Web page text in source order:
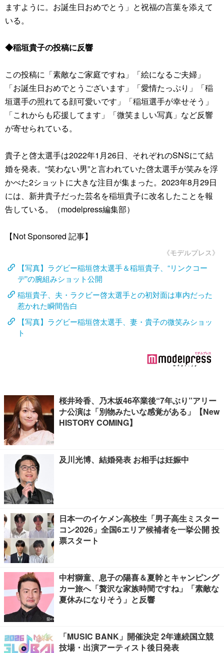
ますように。お誕生日おめでとう」と祝福の言葉を添えて
いる。
◆稲垣貴子の投稿に反響
この投稿に「素敵なご家庭ですね」「絵になるご夫婦」
「お誕生日おめでとうございます」「愛情たっぷり」「稲
垣選手の照れてる顔可愛いです」「稲垣選手が幸せそう」
「これからも応援してます」「微笑ましい写真」など反響
が寄せられている。
貴子と啓太選手は2022年1月26日、それぞれのSNSにて結
婚を発表。“笑わない男”と言われていた啓太選手が笑みを浮
かべた2ショットに大きな注目が集まった。2023年8月29日
には、新井貴子だった芸名を稲垣貴子に改名したことを報
告している。（modelpress編集部）
【Not Sponsored 記事】
《モデルプレス》
【写真】ラグビー稲垣啓太選手＆稲垣貴子、“リンクコー
デ”の腕組みショット公開
稲垣貴子、夫・ラクビー啓太選手との初対面は車内だった
惹かれた瞬間告白
【写真】ラグビー稲垣啓太選手、妻・貴子の微笑みショッ
ト
桜井玲香、乃木坂46卒業後“7年ぶり”アリー
ナ公演は「別物みたいな感覚がある」【New
HISTORY COMING】
及川光博、結婚発表 お相手は妊娠中
日本一のイケメン高校生「男子高生ミスター
コン2026」全国6エリア候補者を一挙公開 投
票スタート
中村獅童、息子の陽喜＆夏幹とキャンピング
カー旅へ「贅沢な家族時間ですね」「素敵な
夏休みになりそう」と反響
「MUSIC BANK」開催決定 2年連続国立競
技場・出演アーティスト後日発表